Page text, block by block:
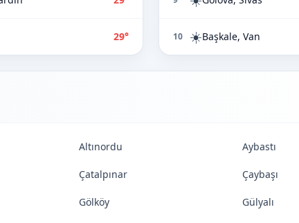
29° 10 ☀️Başkale, Van
Altınordu Aybastı
Çatalpınar Çaybaşı
Gölköy Gülyalı